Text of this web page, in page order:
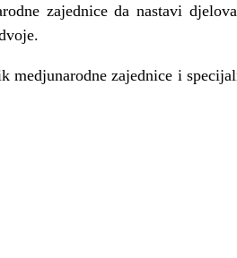
zajednice da nastavi
medjunarodne zajednice i